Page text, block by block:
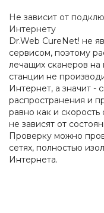
Не зависит от
Интернету
Dr.Web CureNet! не
сервисом, поэтому
лечащих сканеров
станции не
Интернет, а значит -
распространения и
равно как и скорость
не зависят от
Проверку можно
сетях, полностью
Интернета.